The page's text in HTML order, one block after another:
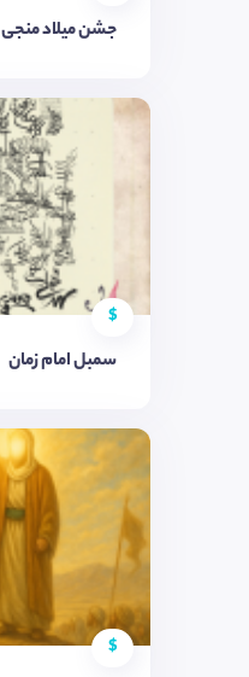
جشن میلاد منجی
$
سمبل امام زمان
$